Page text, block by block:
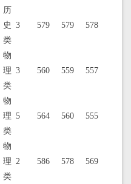
历
史
类
3 579 579 578
物
理
类
3 560 559 557
物
理
类
5 564 560 555
物
理
类
2 586 578 569